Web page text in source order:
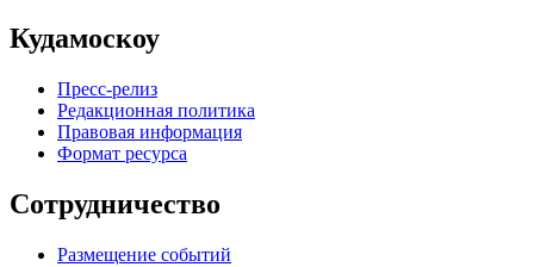
Кудамоскоу
Пресс-релиз
Редакционная политика
Правовая информация
Формат ресурса
Сотрудничество
Размещение событий